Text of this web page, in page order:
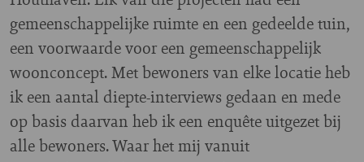
gemeenschappelijke ruimte en een gedeelde tuin,
een voorwaarde voor een gemeenschappelijk
woonconcept. Met bewoners van elke locatie heb
ik een aantal diepte-interviews gedaan en mede
op basis daarvan heb ik een enquête uitgezet bij
alle bewoners. Waar het mij vanuit